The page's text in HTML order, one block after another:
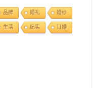
品牌 婚礼 婚纱
生活 纪实 订婚